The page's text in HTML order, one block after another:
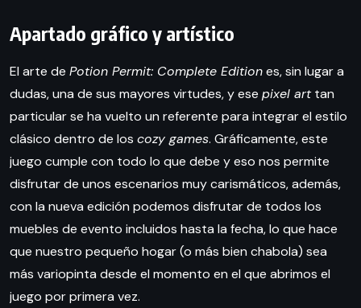
Apartado gráfico y artístico
El arte de Potion Permit: Complete Editiones, sin lugar a
dudas, una de sus mayores virtudes, y ese pixel arttan
particular se ha vuelto un referente para integrar el estilo
clásico dentro de los cozy games. Gráficamente, este
juego cumple con todo lo que debe y eso nos permite
disfrutar de unos escenarios muy carismáticos, además,
con la nueva edición podemos disfrutar de todos los
muebles de evento incluidos hasta la fecha, lo que hace
que nuestro pequeño hogar (o más bien chabola) sea
más variopinta desde el momento en el que abrimos el
juego por primera vez.